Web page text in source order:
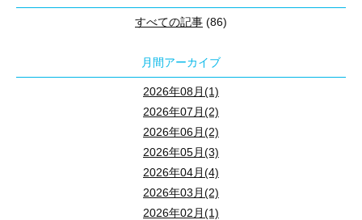
すべての記事 (86)
月間アーカイブ
2026年08月(1)
2026年07月(2)
2026年06月(2)
2026年05月(3)
2026年04月(4)
2026年03月(2)
2026年02月(1)